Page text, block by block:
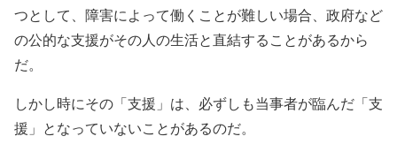
つとして、障害によって働くことが難しい場合、政府など
の公的な支援がその人の生活と直結することがあるから
だ。
しかし時にその「支援」は、必ずしも当事者が臨んだ「支
援」となっていないことがあるのだ。